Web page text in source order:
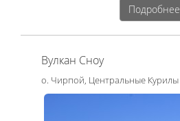
Подробнее
Вулкан Сноу
о. Чирпой, Центральные Курилы